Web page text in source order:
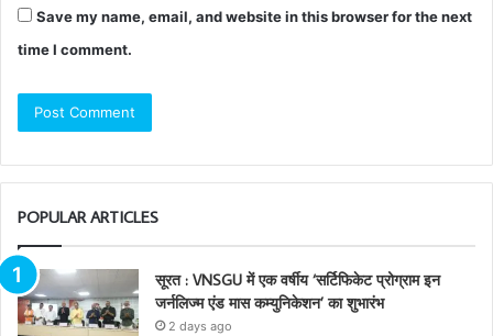
Save my name, email, and website in this browser for the next
time I comment.
POPULAR ARTICLES
सूरत : VNSGU में एक वर्षीय ‘सर्टिफिकेट प्रोग्राम इन
जर्नलिज्म एंड मास कम्युनिकेशन’ का शुभारंभ
2 days ago